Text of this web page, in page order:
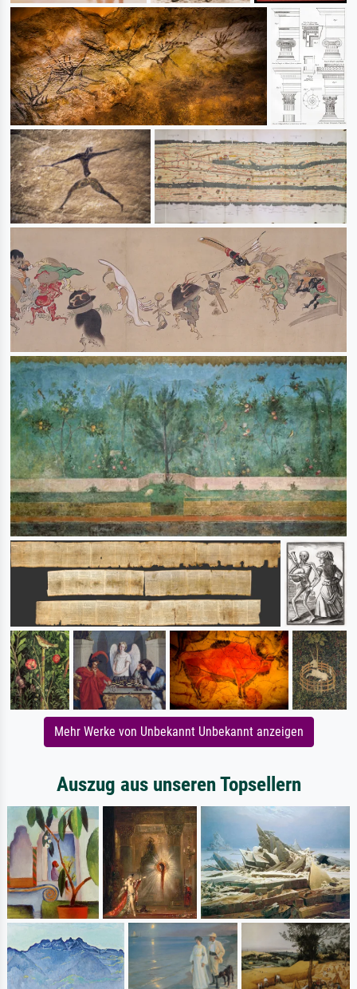
Mehr Werke von Unbekannt Unbekannt anzeigen
Auszug aus unseren Topsellern